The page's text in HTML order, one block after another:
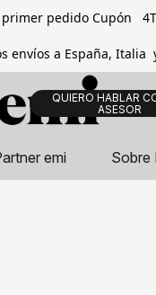
pedido Cupón
envíos a España, Italia
QUIERO HABLAR
ASESOR
emi Sobre